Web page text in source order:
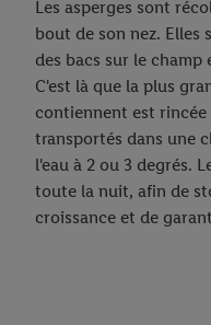
Les asperges sont
bout de son nez. Elles
des bacs sur le
C'est là que la plus
contiennent est rincée
transportés dans une
l'eau à 2 ou 3 degrés.
toute la nuit, afin de
croissance et de